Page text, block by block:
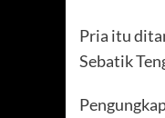
Pria itu
Sebatik